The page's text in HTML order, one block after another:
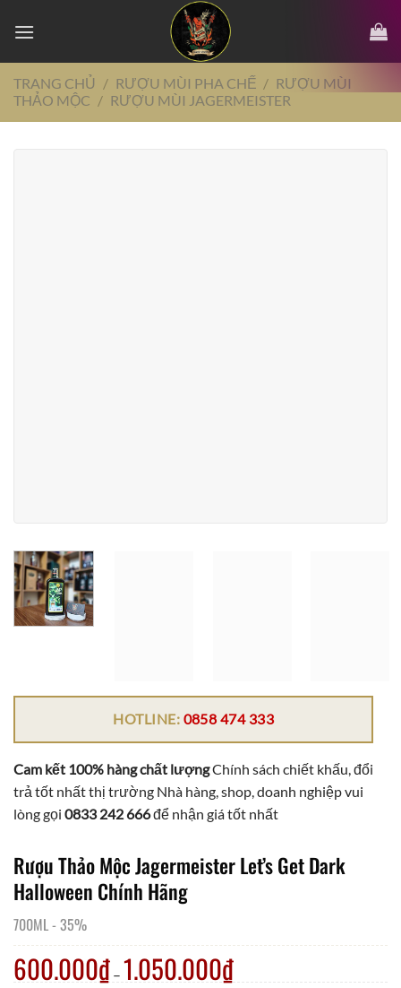
đến
dungTRANG CHỦ / RƯỢU MÙI PHA CHẾ / RƯỢU MÙI
THẢO MỘC / RƯỢU MÙI JAGERMEISTER
HOTLINE: 0858 474 333
Cam kết 100% hàng chất lượngChính sách chiết khấu, đổi
trả tốt nhất thị trường Nhà hàng, shop, doanh nghiệp vui
lòng gọi 0833 242 666để nhận giá tốt nhất
Rượu Thảo Mộc Jagermeister Let’s Get Dark
Halloween Chính Hãng
700ML- 35%
600.000₫ – 1.050.000₫